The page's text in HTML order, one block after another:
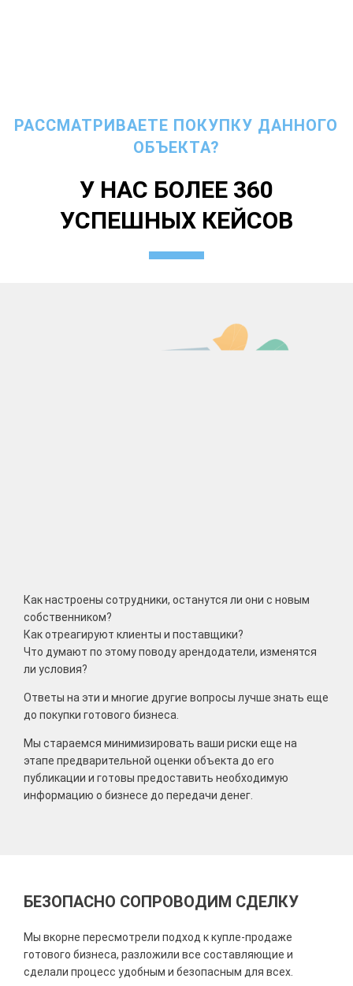
РАССМАТРИВАЕТЕ ПОКУПКУ ДАННОГО
ОБЪЕКТА?
У НАС БОЛЕЕ 360
УСПЕШНЫХ КЕЙСОВ
БЕЗОПАСНО СОПРОВОДИМ СДЕЛКУ
Мы вкорне пересмотрели подход к купле-продаже
готового бизнеса, разложили все составляющие и
сделали процесс удобным и безопасным для всех.
Как настроены сотрудники, останутся ли они с новым
собственником?
Как отреагируют клиенты и поставщики?
Что думают по этому поводу арендодатели, изменятся
ли условия?
Ответы на эти и многие другие вопросы лучше знать еще
до покупки готового бизнеса.
Мы стараемся минимизировать ваши риски еще на
этапе предварительной оценки объекта до его
публикации и готовы предоставить необходимую
информацию о бизнесе до передачи денег.